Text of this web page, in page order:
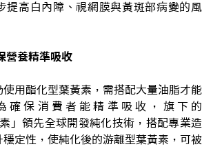
提高白內障、視網膜與黃斑部病變的風
營養精準吸收
用酯化型葉黃素，需搭配大量油脂才能
確保消費者能精準吸收，旗下的
」領先全球開發純化技術，搭配專業造
定性，使純化後的游離型葉黃素，可被